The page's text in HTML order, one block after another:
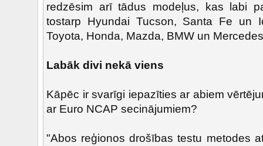
redzēsim arī tādus modeļus, kas labi
tostarp Hyundai Tucson, Santa Fe un
Toyota, Honda, Mazda, BMW un
Labāk divi nekā viens
Kāpēc ir svarīgi iepazīties ar abiem
ar Euro NCAP secinājumiem?
"Abos reģionos drošības testu metodes